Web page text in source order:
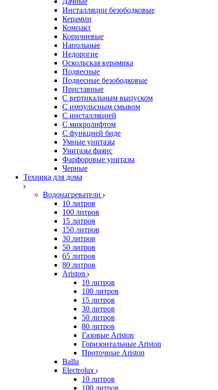
Инсталляции безободковые
Керамин
Компакт
Коричневые
Напольные
Недорогие
Оскольская керамика
Подвесные
Подвесные безободковые
Приставные
С вертикальным выпуском
С импульсным смывом
С инсталляцией
С микролифтом
С функцией биде
Умные унитазы
Унитазы фаянс
Фарфоровые унитазы
Черные
Техника для дома
Водонагреватели
10 литров
100 литров
15 литров
150 литров
30 литров
50 литров
65 литров
80 литров
Ariston
10 литров
100 литров
15 литров
30 литров
50 литров
80 литров
Газовые Ariston
Горизонтальные Ariston
Проточные Ariston
Ballu
Electrolux
10 литров
100 литров